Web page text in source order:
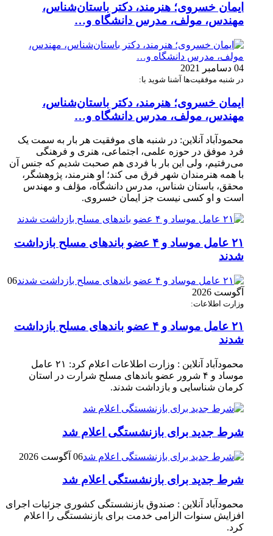
ایمان خسروی؛ هنرمند، دکتر باستان‌شناس،
مهندس، مولف، مدرس دانشگاه و…
04 دسامبر 2021
در شنبه موفقیت‌ها آشنا شوید با:
ایمان خسروی؛ هنرمند، دکتر باستان‌شناس،
مهندس، مولف، مدرس دانشگاه و…
محمودآباد آنلاین: در شنبه های موفقیت هر بار به سمت یک
فرد موفق در حوزه علمی، اجتماعی، هنری و فرهنگی
می‌رفتیم، ولی این بار با فردی هم صحبت شدیم که جنس آن
با همه هنرمندان شهر فرق می کند؛ او هنرمند، پژوهشگر،
محقق، باستان شناس، مدرس دانشگاه، مؤلف و مهندس
است و او کسی نیست جز ایمان خسروی.
۲۱ عامل موساد و ۴ عضو باند‌های مسلح بازداشت
شدند
06
آگوست 2026
وزارت اطلاعات:
۲۱ عامل موساد و ۴ عضو باند‌های مسلح بازداشت
شدند
محمودآباد آنلاین : وزارت اطلاعات اعلام کرد: ۲۱ عامل
موساد و ۴ شرور عضو باند‌های مسلح شرارت در استان
کرمان شناسایی و بازداشت شدند.
شرط جدید برای بازنشستگی اعلام شد
06 آگوست 2026
شرط جدید برای بازنشستگی اعلام شد
محمودآباد آنلاین : صندوق بازنشستگی کشوری جزئیات اجرای
افزایش سنوات الزامی خدمت برای بازنشستگی را اعلام
کرد.